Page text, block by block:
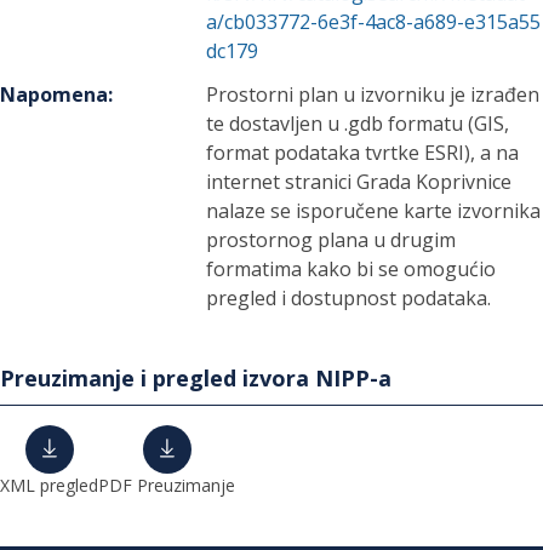
a/cb033772-6e3f-4ac8-a689-e315a55
dc179
Napomena:
Prostorni plan u izvorniku je izrađen
te dostavljen u .gdb formatu (GIS,
format podataka tvrtke ESRI), a na
internet stranici Grada Koprivnice
nalaze se isporučene karte izvornika
prostornog plana u drugim
formatima kako bi se omogućio
pregled i dostupnost podataka.
Preuzimanje i pregled izvora NIPP-a
XML pregledPDF Preuzimanje